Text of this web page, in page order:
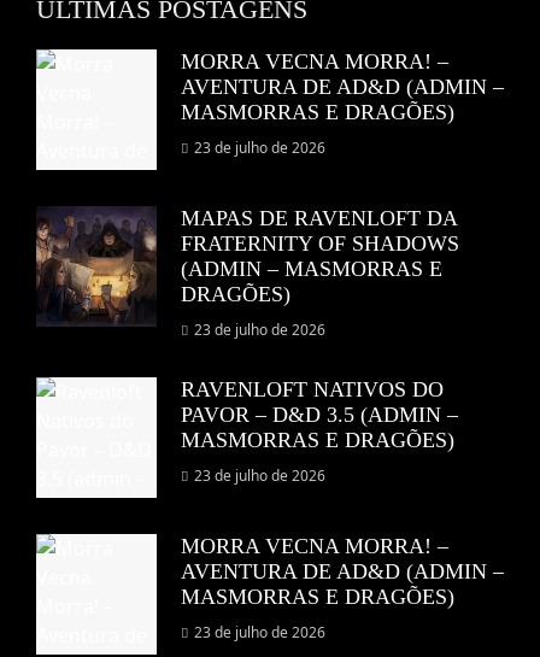
ULTIMAS POSTAGENS
MORRA VECNA MORRA! –
AVENTURA DE AD&D (ADMIN –
MASMORRAS E DRAGÕES)
23 de julho de 2026
MAPAS DE RAVENLOFT DA
FRATERNITY OF SHADOWS
(ADMIN – MASMORRAS E
DRAGÕES)
23 de julho de 2026
RAVENLOFT NATIVOS DO
PAVOR – D&D 3.5 (ADMIN –
MASMORRAS E DRAGÕES)
23 de julho de 2026
MORRA VECNA MORRA! –
AVENTURA DE AD&D (ADMIN –
MASMORRAS E DRAGÕES)
23 de julho de 2026